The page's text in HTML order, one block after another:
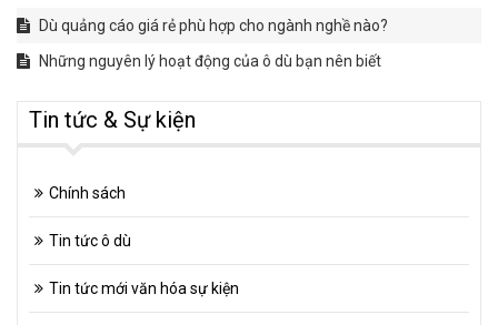
Dù quảng cáo giá rẻ phù hợp cho ngành nghề nào?
Những nguyên lý hoạt động của ô dù bạn nên biết
Tin tức & Sự kiện
Chính sách
Tin tức ô dù
Tin tức mới văn hóa sự kiện